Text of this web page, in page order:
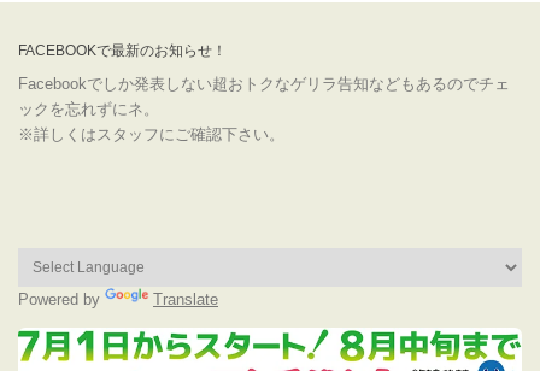
FACEBOOKで最新のお知らせ！
Facebookでしか発表しない超おトクなゲリラ告知などもあるのでチェ
ックを忘れずにネ。
※詳しくはスタッフにご確認下さい。
Powered by Translate